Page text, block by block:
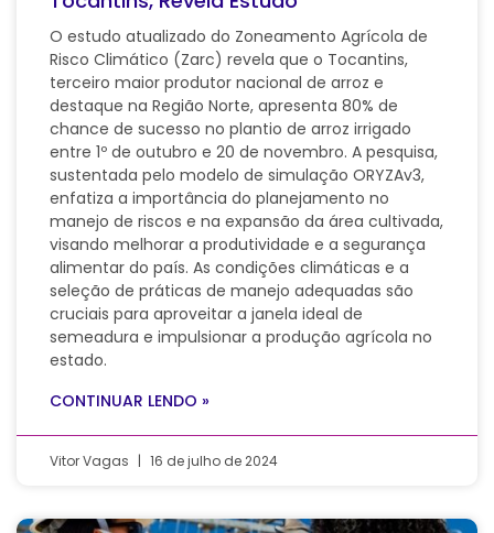
O estudo atualizado do Zoneamento Agrícola de
Risco Climático (Zarc) revela que o Tocantins,
terceiro maior produtor nacional de arroz e
destaque na Região Norte, apresenta 80% de
chance de sucesso no plantio de arroz irrigado
entre 1º de outubro e 20 de novembro. A pesquisa,
sustentada pelo modelo de simulação ORYZAv3,
enfatiza a importância do planejamento no
manejo de riscos e na expansão da área cultivada,
visando melhorar a produtividade e a segurança
alimentar do país. As condições climáticas e a
seleção de práticas de manejo adequadas são
cruciais para aproveitar a janela ideal de
semeadura e impulsionar a produção agrícola no
estado.
CONTINUAR LENDO »
Vitor Vagas 16 de julho de 2024